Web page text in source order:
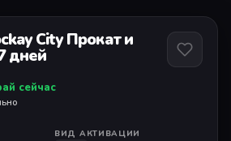
City Прокат и
дней
сейчас
ВИД АКТИВАЦИИ